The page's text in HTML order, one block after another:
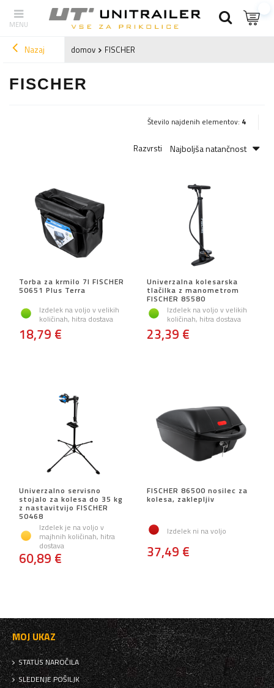
Nazaj domov FISCHER
FISCHER
Število najdenih elementov: 4
Razvrsti Najboljša natančnost
Torba za krmilo 7l FISCHER
50651 Plus Terra
Izdelek na voljo v velikih
količinah, hitra dostava
18,79 €
Univerzalna kolesarska
tlačilka z manometrom
FISCHER 85580
Izdelek na voljo v velikih
količinah, hitra dostava
23,39 €
Univerzalno servisno
stojalo za kolesa do 35 kg
z nastavitvijo FISCHER
50468
Izdelek je na voljo v
majhnih količinah, hitra
dostava
60,89 €
FISCHER 86500 nosilec za
kolesa, zaklepljiv
Izdelek ni na voljo
37,49 €
MOJ UKAZ
STATUS NAROČILA
SLEDENJE POŠILJK